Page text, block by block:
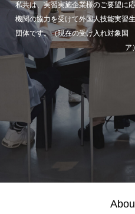
私共は、実習実施企業様のご要望に
機関の協力を受けて外国人技能実習
団体です。（現在の受け入れ対象
ア）